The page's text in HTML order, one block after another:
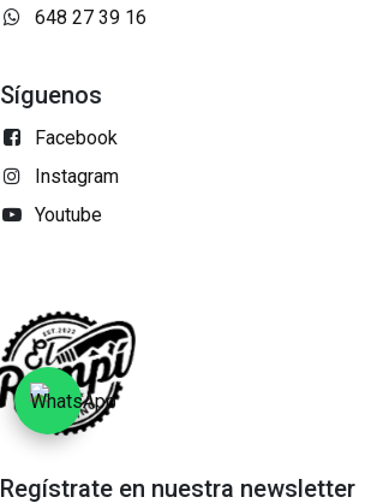
648 27 39 16
Síguenos
Facebook
Instagram
Youtube
Regístrate en nuestra newsletter​